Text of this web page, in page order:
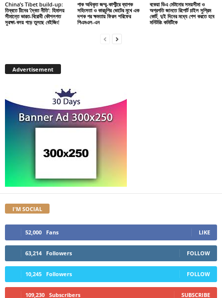
China’s Tibet build-up:
তিব্বতে চীনের ‘দ্বৈত নীতি’: হিমালয়
সীমান্তে ভারত-বিরোধী কৌশলগত
সুরক্ষা-বলয় গড়ে তুলছে বেইজিং!
পাক অধিকৃত জম্মু-কাশ্মীরে ব্যাপক
সহিংসতা ও কারচুপির ভোটের মুখে এক
দশক পর ক্ষমতায় ফিরল শরিফের
পিএমএল-এন
বকেয়া ডিএ মেটানোর সময়সীমা ও
অগ্রগতি জানতে রিপোর্ট চাইল সুপ্রিম
কোর্ট, দুই দিনের মধ্যে পেশ করতে হবে
মনিটরিং কমিটিকে
Advertisement
I'M SOCIAL
52,000 Fans LIKE
63,214 Followers FOLLOW
10,245 Followers FOLLOW
109,230 Subscribers SUBSCRIBE